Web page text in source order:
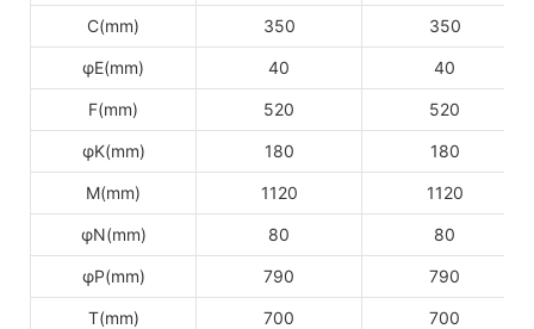
C(mm) 350 350
φE(mm) 40 40
F(mm) 520 520
φK(mm) 180 180
M(mm) 1120 1120
φN(mm) 80 80
φP(mm) 790 790
T(mm) 700 700